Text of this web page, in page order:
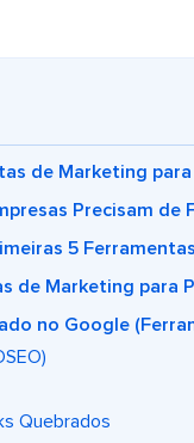
de Marketing para
Precisam
5
de Marketing para
no Google
Quebrados